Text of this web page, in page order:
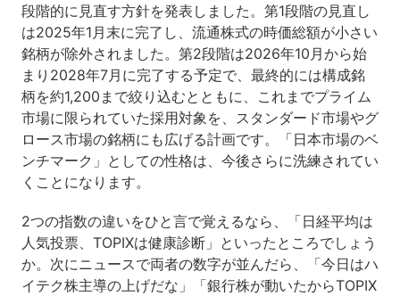
段階的に見直す方針を発表しました。第1段階の見直し
は2025年1月末に完了し、流通株式の時価総額が小さい
銘柄が除外されました。第2段階は2026年10月から始
まり2028年7月に完了する予定で、最終的には構成銘
柄を約1,200まで絞り込むとともに、これまでプライム
市場に限られていた採用対象を、スタンダード市場やグ
ロース市場の銘柄にも広げる計画です。「日本市場のベ
ンチマーク」としての性格は、今後さらに洗練されてい
くことになります。
2つの指数の違いをひと言で覚えるなら、「日経平均は
人気投票、TOPIXは健康診断」といったところでしょう
か。次にニュースで両者の数字が並んだら、「今日はハ
イテク株主導の上げだな」「銀行株が動いたからTOPIX